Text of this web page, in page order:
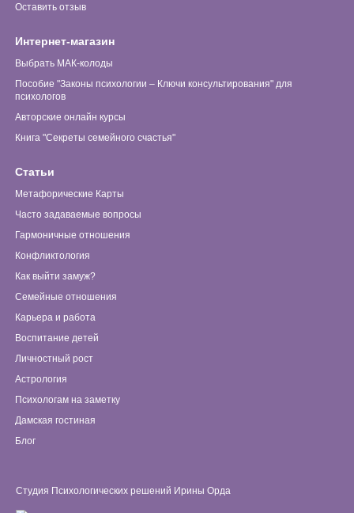
Оставить отзыв
Интернет-магазин
Выбрать МАК-колоды
Пособие "Законы психологии – Ключи консультирования" для
психологов
Авторские онлайн курсы
Книга "Секреты семейного счастья"
Статьи
Метафорические Карты
Часто задаваемые вопросы
Гармоничные отношения
Конфликтология
Как выйти замуж?
Семейные отношения
Карьера и работа
Воспитание детей
Личностный рост
Астрология
Психологам на заметку
Дамская гостиная
Блог
Студия Психологических решений Ирины Орда